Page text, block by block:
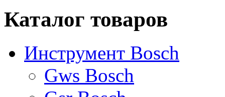
Статьи
Каталог товаров
Инструмент Bosch
Gws Bosch